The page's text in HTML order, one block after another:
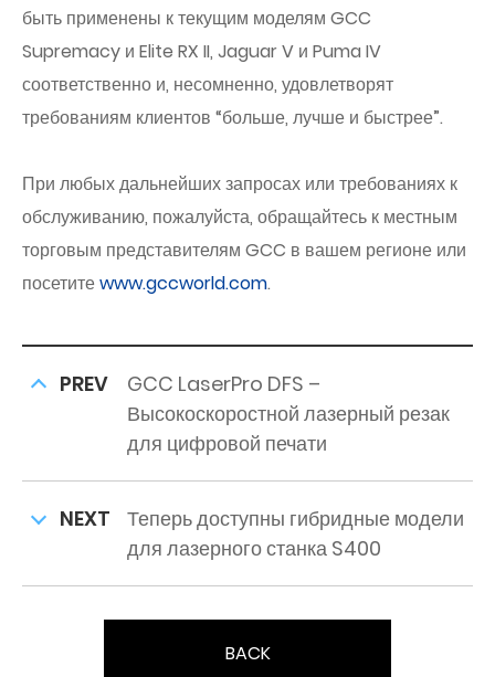
быть применены к текущим моделям GCC
Supremacy и Elite RX II, Jaguar V и Puma IV
соответственно и, несомненно, удовлетворят
требованиям клиентов “больше, лучше и быстрее”.
При любых дальнейших запросах или требованиях к
обслуживанию, пожалуйста, обращайтесь к местным
торговым представителям GCC в вашем регионе или
посетитеwww.gccworld.com.
PREV
GCC LaserPro DFS –
Высокоскоростной лазерный резак
для цифровой печати
NEXT
Теперь доступны гибридные модели
для лазерного станка S400
BACK